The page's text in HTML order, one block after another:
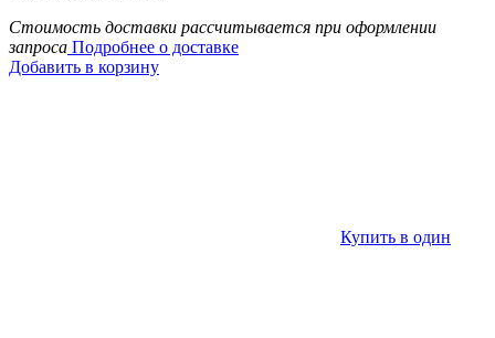
Стоимость доставки рассчитывается при оформлении
запроса Подробнее о доставке
Добавить в корзину
Купить в один